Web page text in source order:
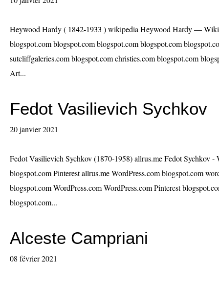
Heywood Hardy ( 1842-1933 ) wikipedia Heywood Hardy —
blogspot.com blogspot.com blogspot.com blogspot.com
sutcliffgaleries.com blogspot.com christies.com blogspot.com
Art...
Fedot Vasilievich Sychkov
20 janvier 2021
Fedot Vasilievich Sychkov (1870-1958) allrus.me Fedot Sychkov -
blogspot.com Pinterest allrus.me WordPress.com blogspot.com
blogspot.com WordPress.com WordPress.com Pinterest
blogspot.com...
Alceste Campriani
08 février 2021